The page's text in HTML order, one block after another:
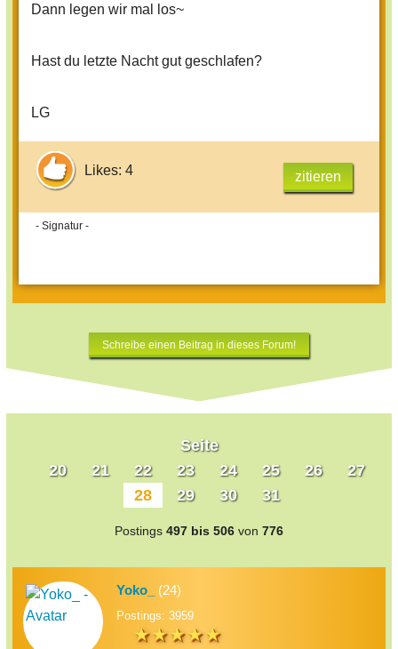
Dann legen wir mal los~
Hast du letzte Nacht gut geschlafen?
LG
Likes: 4 zitieren
- Signatur -
Schreibe einen Beitrag in dieses Forum!
Seite
20
21 22 23 24 25 26
27
28
29 30 31
Postings 497 bis 506 von 776
Yoko_ (24)
Postings: 3959